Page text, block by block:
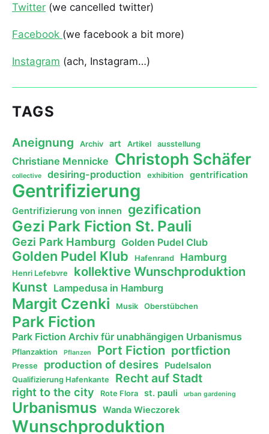
Twitter (we cancelled twitter)
Facebook (we facebook a bit more)
Instagram (ach, Instagram…)
TAGS
Aneignung Archiv art Artikel ausstellung
Christiane Mennicke Christoph Schäfer
collective desiring-production exhibition gentrification
Gentrifizierung
Gentrifizierung von innen gezification
Gezi Park Fiction St. Pauli
Gezi Park Hamburg Golden Pudel Club
Golden Pudel Klub Hafenrand Hamburg
Henri Lefebvre kollektive Wunschproduktion
Kunst Lampedusa in Hamburg
Margit Czenki Musik Oberstübchen
Park Fiction
Park Fiction Archiv für unabhängigen Urbanismus
Pflanzaktion Pflanzen Port Fiction portfiction
Presse production of desires Pudelsalon
Qualifizierung Hafenkante Recht auf Stadt
right to the city Rote Flora st. pauli urban gardening
Urbanismus Wanda Wieczorek
Wunschproduktion